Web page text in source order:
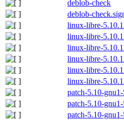
deblob-check
deblob-
linux-libre-
linux-libre-
linux-libre-
linux-libre-
linux-libre-
linux-libre-
patch-5.10-
patch-5.10-
patch-5.10-